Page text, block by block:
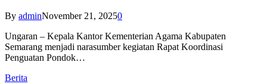
By adminNovember 21, 20250
Ungaran – Kepala Kantor Kementerian Agama Kabupaten
Semarang menjadi narasumber kegiatan Rapat Koordinasi
Penguatan Pondok…
Berita